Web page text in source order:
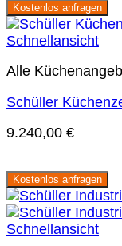
Kostenlos anfragen
Schnellansicht
Alle
Schüller
9.240,00 €
Kostenlos anfragen
Schnellansicht